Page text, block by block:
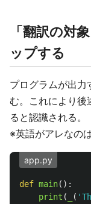
「翻訳の対
ップする
プログラムが出力
む。これにより後
ると認識される。
※英語がアレなの
app.py
def main():
print ( ( '